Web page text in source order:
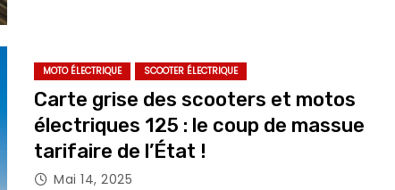
MOTO ÉLECTRIQUE SCOOTER ÉLECTRIQUE
Carte grise des scooters et motos
électriques 125 : le coup de massue
tarifaire de l’État !
Mai 14, 2025